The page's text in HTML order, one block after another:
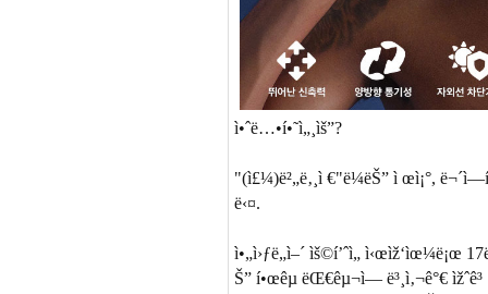
ì•ˆë…•í•˜ì„¸ìš”?
"(ì£¼)ë²„ë‚¸ì €"ë¼ëŠ” ì œì¡°,
ë‹¤.
ì•„ì›ƒë„ì–´ ìš©í’ˆì„ ì‹œìž‘ìœ¼ë¡œ
Š” í•œêµ­ ëŒ€êµ¬ì— ë³¸ì‚¬ê°€ ìžˆê³